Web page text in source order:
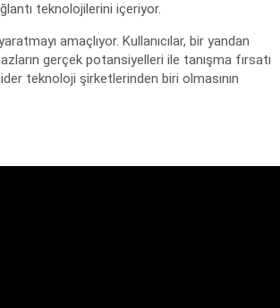
teknolojilerini içeriyor.
amaçlıyor. Kullanıcılar, bir yandan
gerçek potansiyelleri ile tanışma fırsatı
teknoloji şirketlerinden biri olmasının